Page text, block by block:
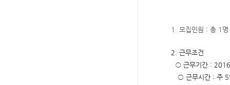
1. 모집인원 : 총 1 명
2. 근무조건
○ 근무기간 : 2016
○ 근무시간 : 주 5